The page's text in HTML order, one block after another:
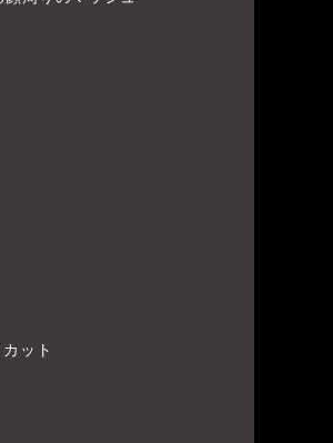
ット